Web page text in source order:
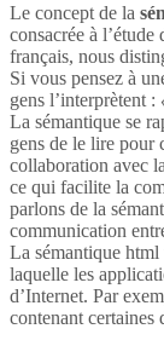
Le concept de la
consacrée à
français, nous
Si vous pensez à
gens l’interprètent :
La sémantique se
gens de le lire pour
collaboration avec
ce qui facilite la
parlons de la
communication
La sémantique html
laquelle les
d’Internet. Par
contenant certaines